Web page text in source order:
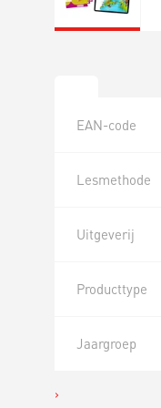
EAN-code
Lesmethode
Uitgeverij
Producttype
Jaargroep